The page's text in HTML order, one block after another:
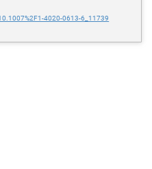
4020-0613-6_11739